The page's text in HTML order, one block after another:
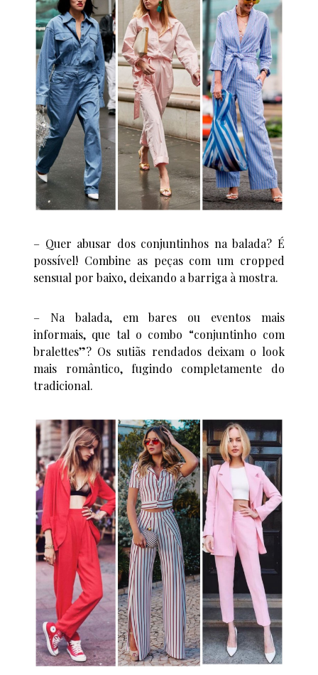
– Quer abusar dos conjuntinhos na balada? É
possível! Combine as peças com um cropped
sensual por baixo, deixando a barriga à mostra.
– Na balada, em bares ou eventos mais
informais, que tal o combo “conjuntinho com
bralettes”? Os sutiãs rendados deixam o look
mais romântico, fugindo completamente do
tradicional.